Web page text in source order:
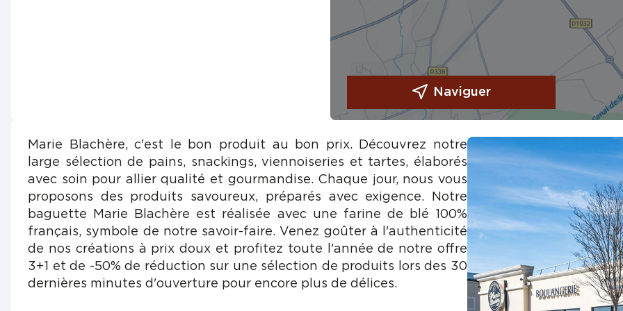
Naviguer
Marie Blachère, c'est le bon produit au bon prix. Découvrez notre
large sélection de pains, snackings, viennoiseries et tartes, élaborés
avec soin pour allier qualité et gourmandise. Chaque jour, nous vous
proposons des produits savoureux, préparés avec exigence. Notre
baguette Marie Blachère est réalisée avec une farine de blé 100%
français, symbole de notre savoir-faire. Venez goûter à l'authenticité
de nos créations à prix doux et profitez toute l'année de notre offre
3+1 et de -50% de réduction sur une sélection de produits lors des 30
dernières minutes d'ouverture pour encore plus de délices.